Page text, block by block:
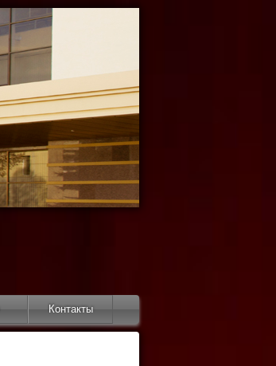
Контакты